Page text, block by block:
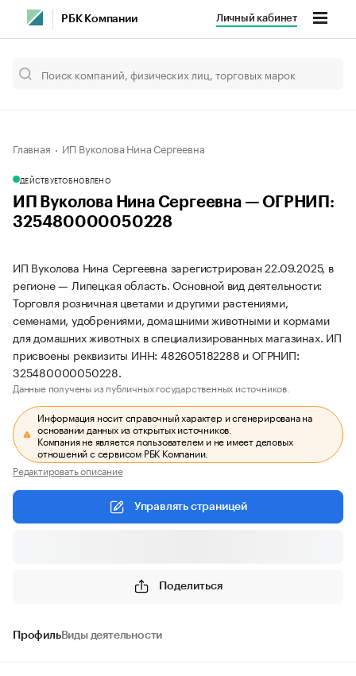
РБК Компании Личный кабинет
Главная ИП Вуколова Нина Сергеевна
ДЕЙСТВУЕТОБНОВЛЕНО
ИП Вуколова Нина Сергеевна — ОГРНИП:
325480000050228
ИП Вуколова Нина Сергеевна зарегистрирован 22.09.2025, в
регионе — Липецкая область. Основной вид деятельности:
Торговля розничная цветами и другими растениями,
семенами, удобрениями, домашними животными и кормами
для домашних животных в специализированных магазинах. ИП
присвоены реквизиты ИНН: 482605182288 и ОГРНИП:
325480000050228.
Данные получены из публичных государственных источников.
Информация носит справочный характер и сгенерирована на
основании данных из открытых источников.
Компания не является пользователем и не имеет деловых
отношений с сервисом РБК Компании.
Редактировать описание
Управлять страницей
Поделиться
ПрофильВиды деятельности